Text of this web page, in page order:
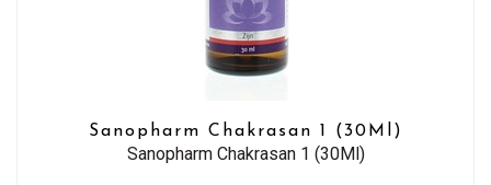
Sanopharm Chakrasan 1 (30Ml)
Sanopharm Chakrasan 1 (30Ml)